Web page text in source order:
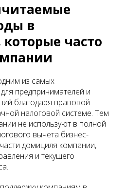
в
часто
из самых
предпринимателей и
благодаря правовой
налоговой системе. Тем
не используют в полной
вычета бизнес-
домициля компании,
и текущего